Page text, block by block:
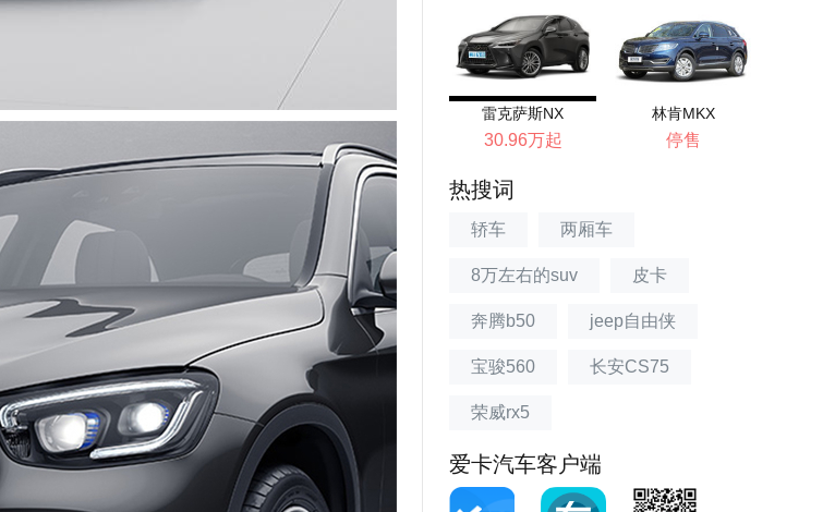
雷克萨斯NX
30.96万起
林肯MKX
停售
热搜词
轿车 两厢车
8万左右的suv 皮卡
奔腾b50 jeep自由侠
宝骏560 长安CS75
荣威rx5
爱卡汽车客户端